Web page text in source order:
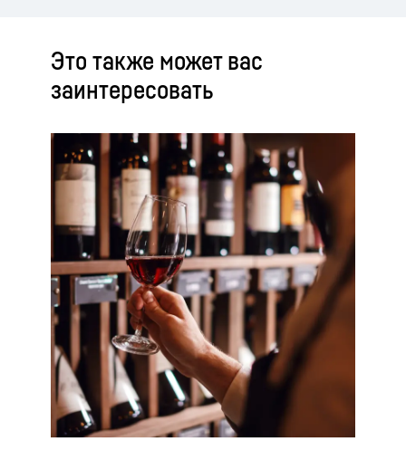
Это также может вас
заинтересовать